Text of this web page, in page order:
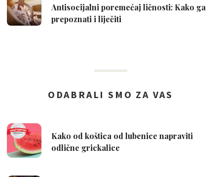
Antisocijalni poremećaj ličnosti: Kako ga
prepoznati i liječiti